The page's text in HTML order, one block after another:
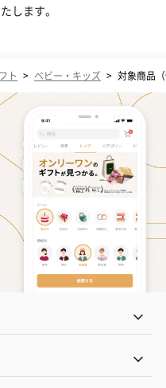
します。
ト > ベビー・キッズ > 対象商品